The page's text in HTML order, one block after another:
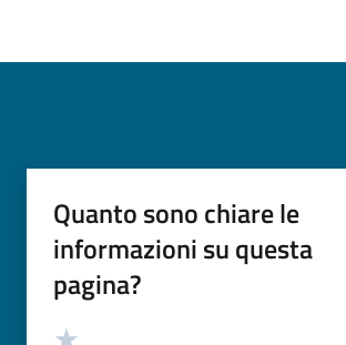
Quanto sono chiare le
informazioni su questa
pagina?
Valutazione